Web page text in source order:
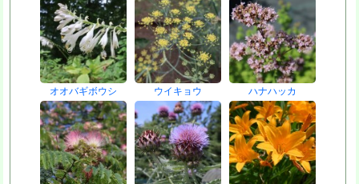
オオバギボウシ ウイキョウ ハナハッカ